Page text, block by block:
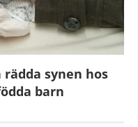
rädda synen hos
barn